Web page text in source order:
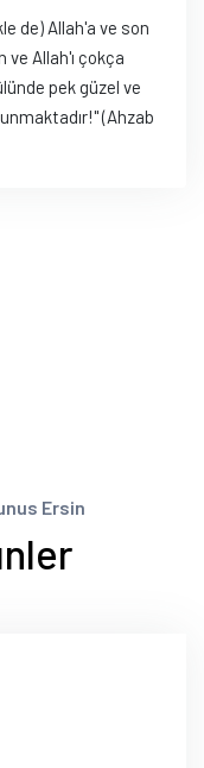
de) Allah'a ve son
Allah'ı çokça
pek güzel ve
(Ahzab
Ersin